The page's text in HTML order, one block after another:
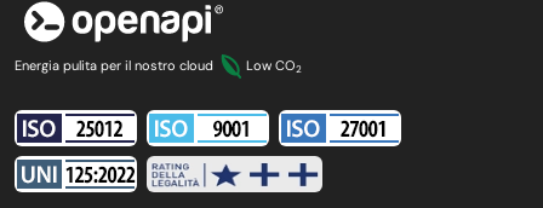
Energia pulita per il nostro cloud Low CO2